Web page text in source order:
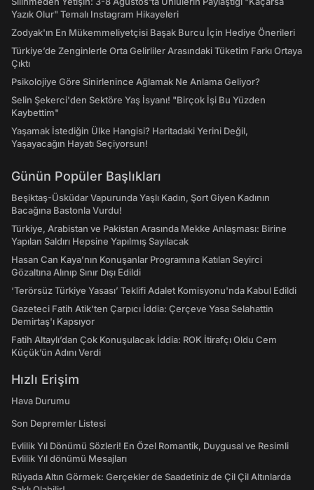
Yazık Olur" Temalı Instagram Hikayeleri
Zodyak'ın En Mükemmeliyetçisi Başak Burcu İçin Hediye Önerileri
Türkiye’de Zenginlerle Orta Gelirliler Arasındaki Tüketim Farkı Ortaya
Çıktı
Psikolojiye Göre Sinirlenince Ağlamak Ne Anlama Geliyor?
Selin Şekerci'den Sektöre Yaş İsyanı! "Birçok İşi Bu Yüzden
Kaybettim"
Yaşamak İstediğin Ülke Hangisi? Haritadaki Yerini Değil,
Yaşayacağın Hayatı Seçiyorsun!
Günün Popüler Başlıkları
Beşiktaş-Üsküdar Vapurunda Yaşlı Kadın, Şort Giyen Kadının
Bacağına Bastonla Vurdu!
Türkiye, Arabistan ve Pakistan Arasında Mekke Anlaşması: Birine
Yapılan Saldırı Hepsine Yapılmış Sayılacak
Hasan Can Kaya’nın Konuşanlar Programına Katılan Seyirci
Gözaltına Alınıp Sınır Dışı Edildi
‘Terörsüz Türkiye Yasası’ Teklifi Adalet Komisyonu'nda Kabul Edildi
Gazeteci Fatih Atik'ten Çarpıcı İddia: Çerçeve Yasa Selahattin
Demirtaş'ı Kapsıyor
Fatih Altaylı’dan Çok Konuşulacak İddia: ROK İtirafçı Oldu Cem
Küçük’ün Adını Verdi
Hızlı Erişim
Hava Durumu
Son Depremler Listesi
Evlilik Yıl Dönümü Sözleri! En Özel Romantik, Duygusal ve Resimli
Evlilik Yıl dönümü Mesajları
Rüyada Altın Görmek: Gerçekler de Saadetiniz de Çil Çil Altınlarda